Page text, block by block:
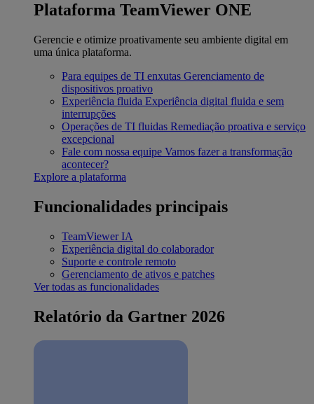
Plataforma TeamViewer ONE
Gerencie e otimize proativamente seu ambiente digital em
uma única plataforma.
Para equipes de TI enxutas Gerenciamento de
dispositivos proativo
Experiência fluida Experiência digital fluida e sem
interrupções
Operações de TI fluidas Remediação proativa e serviço
excepcional
Fale com nossa equipe Vamos fazer a transformação
acontecer?
Explore a plataforma
Funcionalidades principais
TeamViewer IA
Experiência digital do colaborador
Suporte e controle remoto
Gerenciamento de ativos e patches
Ver todas as funcionalidades
Relatório da Gartner 2026